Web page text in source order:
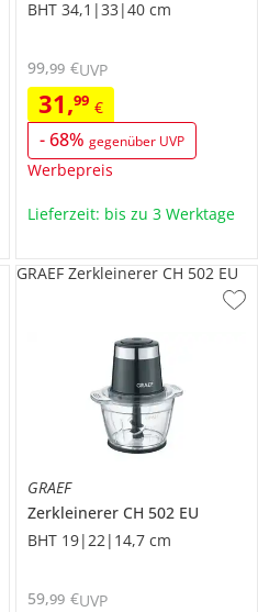
BHT 34,1|33|40 cm
31,99 €
-68% gegenüber UVP
Werbepreis
99,99 €UVP
Lieferzeit: bis zu 3 Werktage
GRAEF
Zerkleinerer CH 502 EU
BHT 19|22|14,7 cm
59,99 €UVP
GRAEF Zerkleinerer CH 502 EU